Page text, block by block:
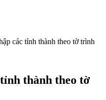
các tỉnh thành theo tờ trình
thành theo tờ